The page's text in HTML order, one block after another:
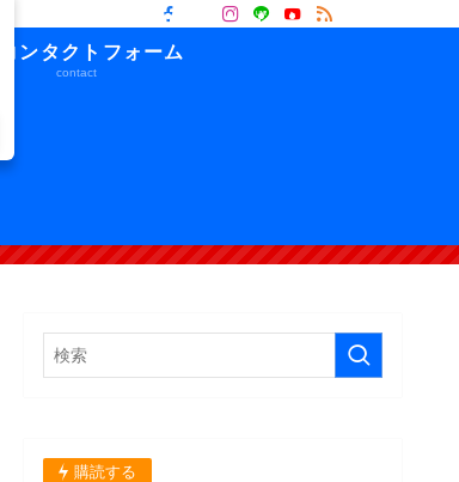
コンタクトフォーム
contact
購読する